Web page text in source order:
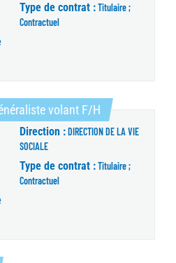
Type de contrat :Titulaire ;
Contractuel
volant F/H (Nouvelle
Direction :DIRECTION DE LA VIE
SOCIALE
Type de contrat :Titulaire ;
Contractuel